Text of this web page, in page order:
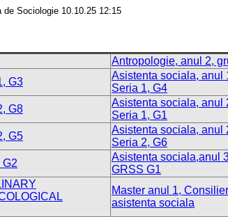
Sociologie 10.10.25 12:15
Antropologie, anul 2,
G3
Asistenta sociala, anul
Seria 1, G4
G8
Asistenta sociala, anul
Seria 1, G1
G5
Asistenta sociala, anul
Seria 2, G6
Asistenta sociala,anul
GRSS G1
Master anul 1,
asistenta sociala